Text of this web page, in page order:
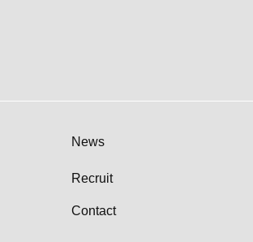
News
Recruit
Contact